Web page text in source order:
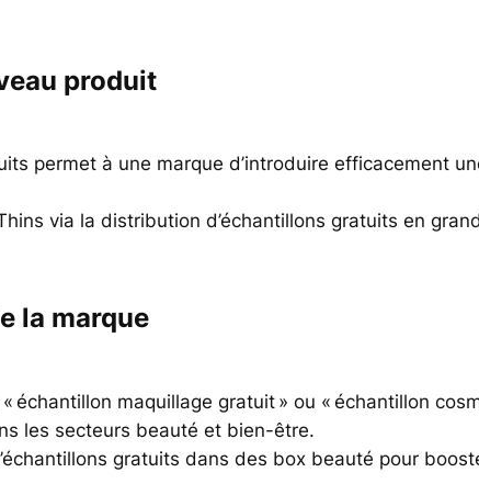
produit
permet à une marque d’introduire efficacement
via la distribution d’échantillons gratuits en
la marque
échantillon maquillage gratuit » ou « échantillon
les secteurs beauté et bien-être.
gratuits dans des box beauté pour